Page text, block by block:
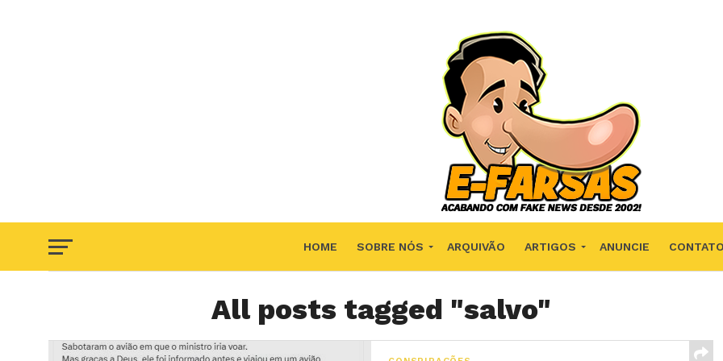
HOME SOBRE NÓS ARQUIVÃO ARTIGOS ANUNCIE CONTATO
F.A.Q
All posts tagged "salvo"